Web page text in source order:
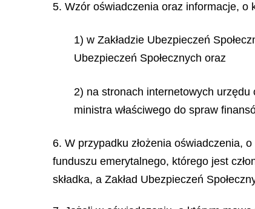
5. Wzór oświadczenia oraz informacje, o
1) w Zakładzie Ubezpieczeń
Ubezpieczeń Społecznych oraz
2) na stronach internetowych urzędu
ministra właściwego do spraw
6. W przypadku złożenia oświadczenia,
funduszu emerytalnego, którego jest
składka, a Zakład Ubezpieczeń